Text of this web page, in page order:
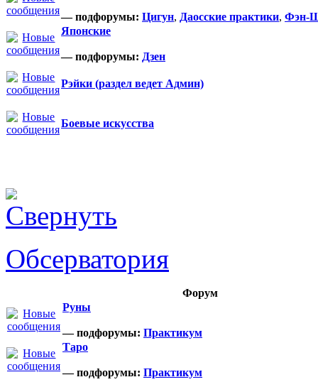
— подфорумы: Цигун, Даосские практики, Фэн-
Японские
— подфорумы: Дзен
Рэйки (раздел ведет Админ)
Боевые искусства
Обсерватория
Форум
Руны
— подфорумы: Практикум
Таро
— подфорумы: Практикум